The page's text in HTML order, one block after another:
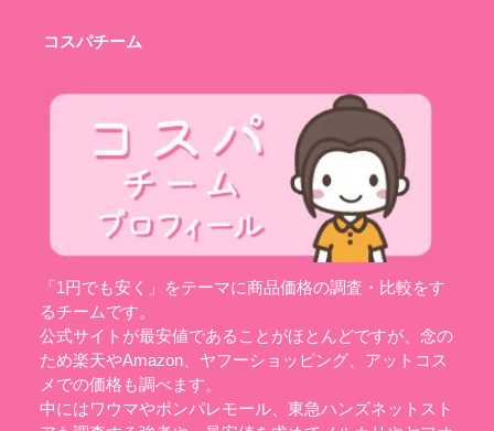
コスパチーム
「1円でも安く」をテーマに商品価格の調査・比較をす
るチームです。
公式サイトが最安値であることがほとんどですが、念の
ため楽天やAmazon、ヤフーショッピング、アットコス
メでの価格も調べます。
中にはワウマやポンパレモール、東急ハンズネットスト